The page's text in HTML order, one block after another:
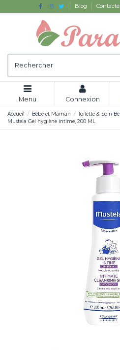
Blog
Menu Connexion
Accueil Bébé et Maman Toilette & Soin
Mustela Gel hygiène intime, 200 ML